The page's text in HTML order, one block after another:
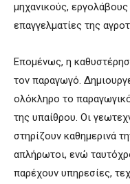
μηχανικούς,
επαγγελματίες της
Επομένως, η
τον παραγωγό.
ολόκληρο το
της υπαίθρου. Οι
στηρίζουν καθημερινά
απλήρωτοι, ενώ
παρέχουν υπηρεσίες,